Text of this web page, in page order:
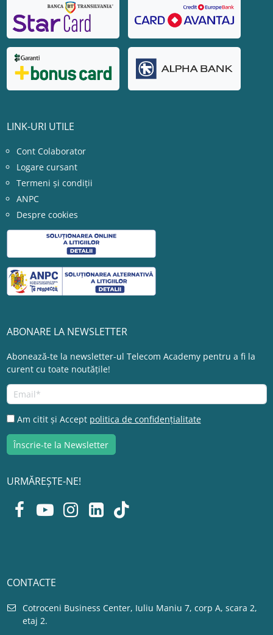
LINK-URI UTILE
Cont Colaborator
Logare cursant
Termeni și condiții
ANPC
Despre cookies
ABONARE LA NEWSLETTER
Abonează-te la newsletter-ul Telecom Academy pentru a fi la
curent cu toate noutățile!
Am citit și Accept politica de confidențialitate
URMĂREȘTE-NE!
CONTACTE
Cotroceni Business Center, Iuliu Maniu 7, corp A, scara 2,
etaj 2.